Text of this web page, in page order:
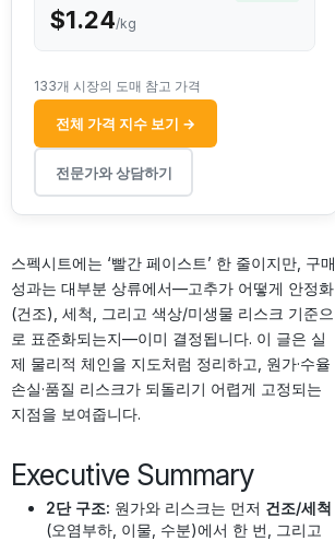
$1.24/kg
133개 시장의 도매 참고 가격
전체 가격 지수 보기 →
전문가와 상담하기
스펙시트에는 ‘빨간 페이스트’ 한 줄이지만, 구매
성과는 대부분 상류에서—고추가 어떻게 안정화
(건조), 세척, 그리고 색상/미생물 리스크 기준으
로 표준화되는지—이미 결정됩니다. 이 글은 실
제 물리적 체인을 지도처럼 정리하고, 원가·수율
손실·품질 리스크가 되돌리기 어렵게 고정되는
지점을 보여줍니다.
Executive Summary
2단 구조: 원가와 리스크는 먼저 건조/세척
(오염부하, 이물, 수분)에서 한 번, 그리고